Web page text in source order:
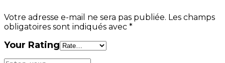
Votre adresse e-mail ne sera pas publiée. Les champs
obligatoires sont indiqués avec *
Your Rating